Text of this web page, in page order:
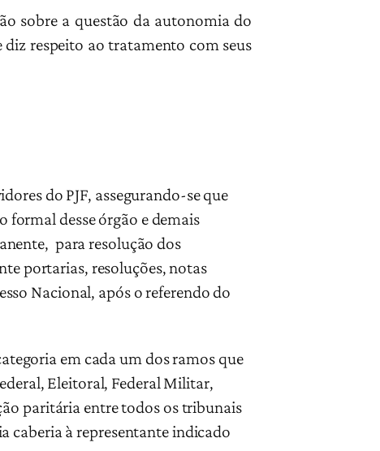
sobre a questão da autonomia do
respeito ao tratamento com seus
do PJF, assegurando-se que
desse órgão e demais
para resolução dos
portarias, resoluções, notas
Nacional, após o referendo do
em cada um dos ramos que
Eleitoral, Federal Militar,
paritária entre todos os tribunais
caberia à representante indicado